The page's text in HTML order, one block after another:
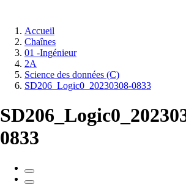
Accueil
Chaînes
01 -Ingénieur
2A
Science des données (C)
SD206_Logic0_20230308-0833
0833